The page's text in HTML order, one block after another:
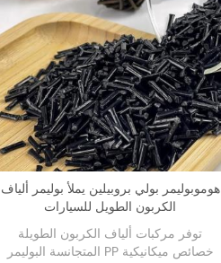
هوموبوليمر بولي بروبيلين يملأ بوليمر ألياف
الكربون الطويل للسيارات
توفر مركبات ألياف الكربون الطويلة
المتجانسة البوليمر PP خصائص ميكانيكية